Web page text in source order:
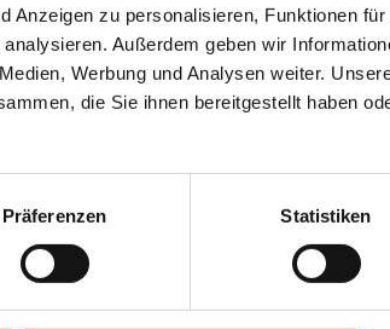
Anzeigen zu personalisieren, Funktionen
Außerdem geben wir
Werbung und Analysen weiter.
die Sie ihnen bereitgestellt haben
Präferenzen Statistiken
bspw. der Pizzen sind circa-Angaben und können
liefern innerhalb von ca. 30 Minuten.
produktinformationen
unter www.pizzamax.de/produktinformationen
5 - geschwefelt 6 - geschwärzt 7 - gewachst 8
13 - enthält eine Phenylalaninquelle (zusätzlich zur
Fleischerzeugnissen) 19 - mit Säuerungsmitteln 20 - mit
Nitritpökelsalz 24 - enthält Alkohol 25 - mit